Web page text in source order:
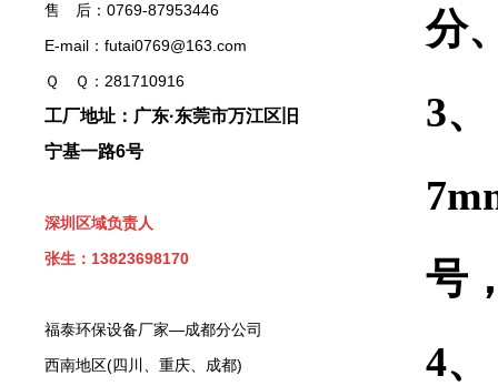
售 后：0769-87953446
E-mail：futai0769@163.com
Ｑ Ｑ：281710916
工厂地址：广东·东莞市万江区旧
宁基一路6号
深圳区域负责人
张生：13823698170
福泰环保设备厂家—成都分公司
西南地区(四川、重庆、成都)
分
3、
号
4、